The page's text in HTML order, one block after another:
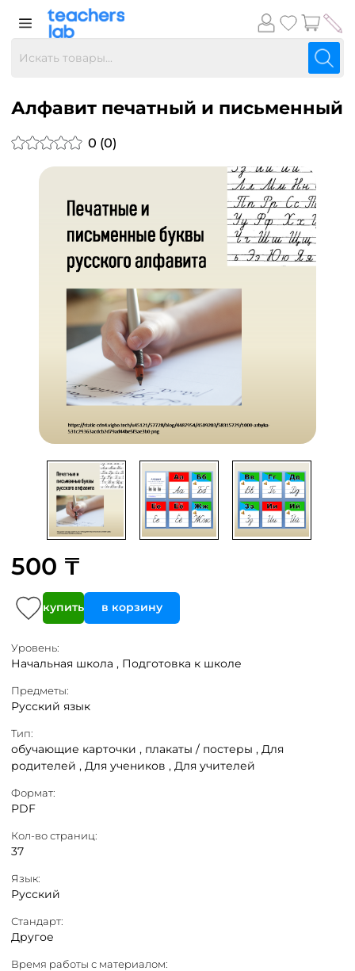
Алфавит печатный и письменный
0 (0)
500 ₸
купить в корзину
Уровень:
Начальная школа , Подготовка к школе
Предметы:
Русский язык
Тип:
обучающие карточки , плакаты / постеры , Для
родителей , Для учеников , Для учителей
Формат:
PDF
Кол-во страниц:
37
Язык:
Русский
Стандарт:
Другое
Время работы с материалом: